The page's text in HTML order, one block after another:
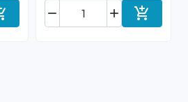
au panier

 Ajouter